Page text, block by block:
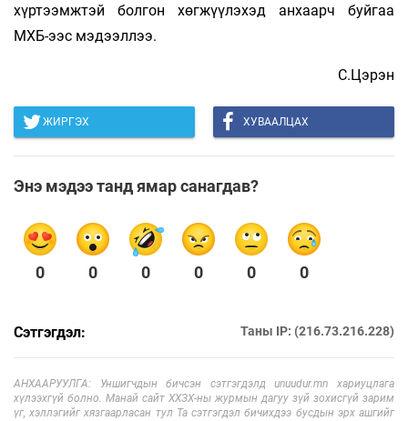
хүртээмжтэй болгон хөгжүүлэхэд анхаарч буйгаа
МХБ-ээс мэдээллээ.
С.Цэрэн
ЖИРГЭХ ХУВААЛЦАХ
Энэ мэдээ танд ямар санагдав?
0 0 0 0 0 0
Сэтгэгдэл: Таны IP: (216.73.216.228)
АНХААРУУЛГА: Уншигчдын бичсэн сэтгэгдэлд unuudur.mn хариуцлага
хүлээхгүй болно. Манай сайт ХХЗХ-ны журмын дагуу зүй зохисгүй зарим
үг, хэллэгийг хязгаарласан тул Та сэтгэгдэл бичихдээ бусдын эрх ашгийг